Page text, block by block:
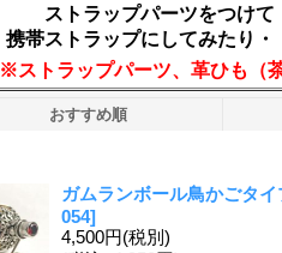
ストラップパーツをつけて
携帯ストラップにしてみたり・
※ストラップパーツ、革ひも（
おすすめ順
ガムランボール鳥かごタ
054]
4,500円(税別)